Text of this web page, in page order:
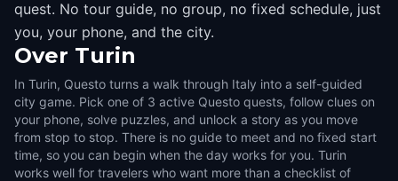
quest. No tour guide, no group, no fixed schedule, just
you, your phone, and the city.
Over Turin
In Turin, Questo turns a walk through Italy into a self-guided
city game. Pick one of 3 active Questo quests, follow clues on
your phone, solve puzzles, and unlock a story as you move
from stop to stop. There is no guide to meet and no fixed start
time, so you can begin when the day works for you. Turin
works well for travelers who want more than a checklist of